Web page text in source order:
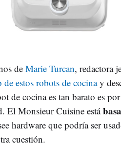
deMarie Turcan, redactora
estos robots de cocinay
de cocina es tan barato es
El Monsieur Cuisine está
hardware que podría ser
cuestión.